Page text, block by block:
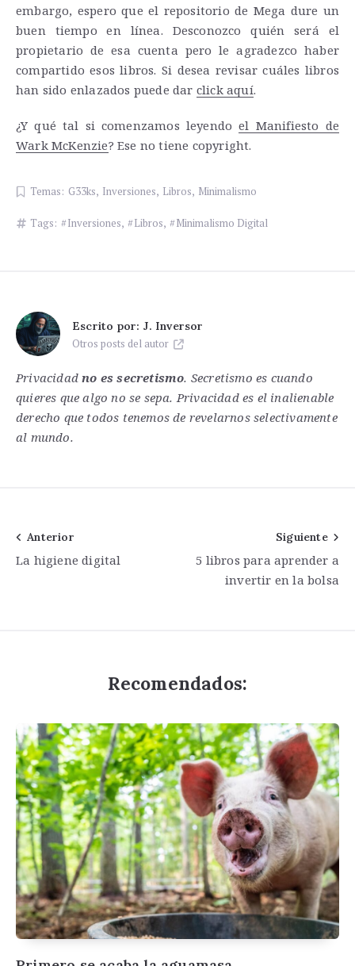
embargo, espero que el repositorio de Mega dure un
buen tiempo en línea. Desconozco quién será el
propietario de esa cuenta pero le agradezco haber
compartido esos libros. Si desea revisar cuáles libros
han sido enlazados puede dar click aquí.
¿Y qué tal si comenzamos leyendoel Manifiesto de
Wark McKenzie? Ese no tiene copyright.
Temas: G33ks, Inversiones, Libros, Minimalismo
Tags: Inversiones, Libros, Minimalismo Digital
Escrito por: J. Inversor
Otros posts del autor
Privacidadno es secretismo. Secretismo es cuando
quieres que algo no se sepa. Privacidad es el inalienable
derecho que todos tenemos de revelarnos selectivamente
al mundo.
Navegación
de
Anterior
La higiene digital
Siguiente
5 libros para aprender a
invertir en la bolsa
Recomendados: